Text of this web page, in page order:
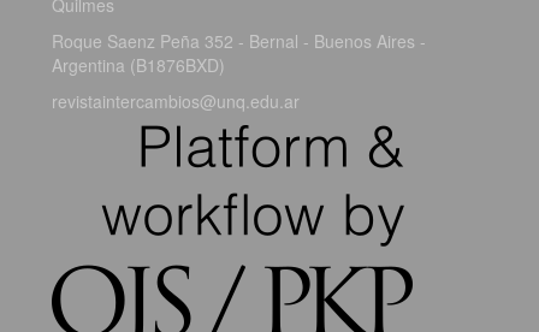
Roque Saenz Peña 352 - Bernal - Buenos Aires -
Argentina (B1876BXD)
revistaintercambios@unq.edu.ar